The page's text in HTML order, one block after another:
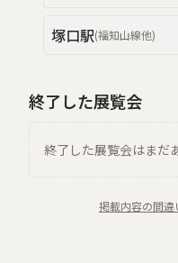
塚口駅(福知山線他)
終了した展覧会
終了した展覧会はまだ
掲載内容の間違